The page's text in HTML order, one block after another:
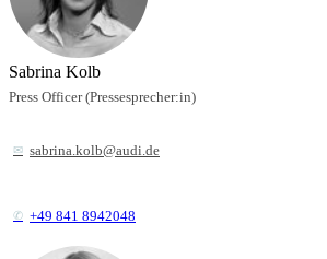
Sabrina Kolb
Press Officer (Pressesprecher:in)
sabrina.kolb@audi.de
+49 841 8942048